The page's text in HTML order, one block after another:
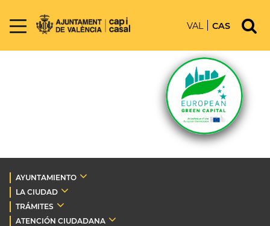
VAL CAS
AYUNTAMIENTO
LA CIUDAD
TRÁMITES
ATENCIÓN CIUDADANA